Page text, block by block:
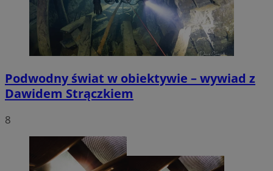
Podwodny świat w obiektywie – wywiad z
Dawidem Strączkiem
8